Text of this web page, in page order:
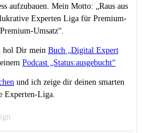
aufzubauen. Mein Motto: „Raus aus
Experten Liga für Premium-
Umsatz“.
hol Dir mein Buch „Digital Expert
Podcast „Status:ausgebucht“
und ich zeige dir deinen smarten
Experten-Liga.